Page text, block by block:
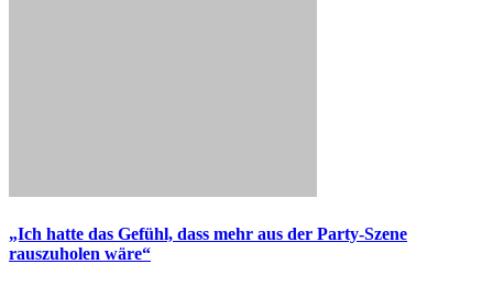
„Ich hatte das Gefühl, dass mehr aus der Party-Szene
rauszuholen wäre“